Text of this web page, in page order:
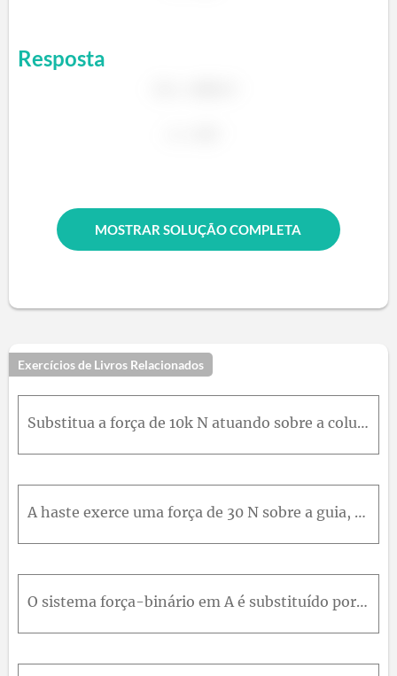
Resposta
MOSTRAR SOLUÇÃO COMPLETA
Exercícios de Livros Relacionados
Substitua a força de 10k N atuando sobre a coluna de aço por um sistema força-binário equivalente no ponto O . Esta substituição é frequentemente feita em projetos de estruturas.
A haste exerce uma força de 30 N sobre a guia, como mostrado. Determine o sistema força-binário equivalente em O .
O sistema força-binário em A é substituído por uma força equivalente única no ponto B na aresta vertical (ou sua extensão) da placa triangular. Determine a distância d entre AeB .